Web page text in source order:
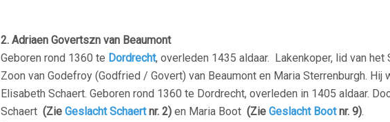
2. Adriaen Govertszn van Beaumont
Geboren rond 1360 te Dordrecht, overleden 1435 aldaar. Lakenkoper, lid van het
Zoon van Godefroy (Godfried / Govert) van Beaumont en Maria Sterrenburgh. Hij
Elisabeth Schaert. Geboren rond 1360 te Dordrecht, overleden in 1405 aldaar.
Schaert (Zie Geslacht Schaertnr. 2) en Maria Boot (Zie Geslacht Bootnr. 9).